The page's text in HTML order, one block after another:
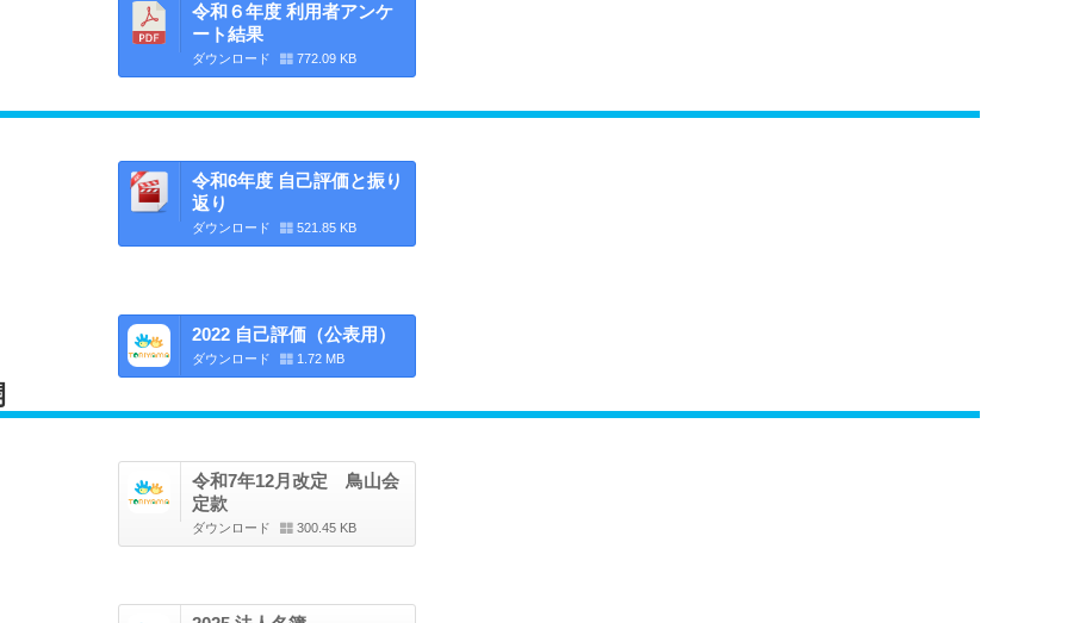
令和６年度 利用者アンケ
ート結果
ダウンロード 772.09 KB
令和6年度 自己評価と振り
返り
ダウンロード 521.85 KB
2022 自己評価（公表用）
ダウンロード 1.72 MB
令和7年12月改定 鳥山会
定款
ダウンロード 300.45 KB